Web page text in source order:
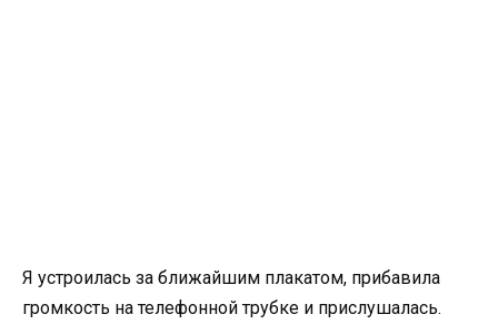
Я устроилась за ближайшим плакатом, прибавила
громкость на телефонной трубке и прислушалась.